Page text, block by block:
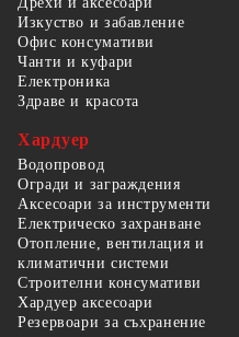
Изкуство и забавление
Офис консумативи
Чанти и куфари
Електроника
Здраве и красота
Хардуер
Водопровод
Огради и заграждения
Аксесоари за инструменти
Електрическо захранване
Отопление, вентилация и
климатични системи
Строителни консумативи
Хардуер аксесоари
Резервоари за съхранение